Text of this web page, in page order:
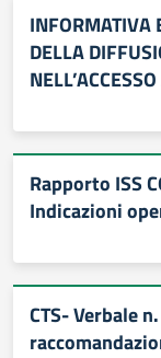
INFORMATIVA
DELLA
Rapporto ISS
Indicazioni
CTS- Verbale